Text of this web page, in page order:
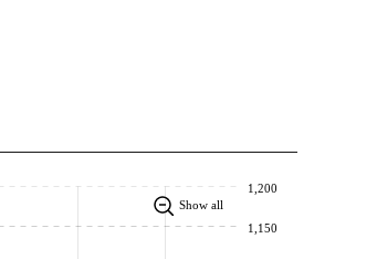
1,150
1,200
Show all